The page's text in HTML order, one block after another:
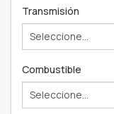
Transmisión
Seleccione...
Combustible
Seleccione...